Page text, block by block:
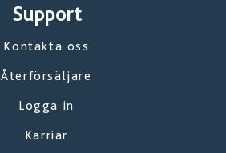
Support
Kontakta oss
Återförsäljare
Logga in
Karriär